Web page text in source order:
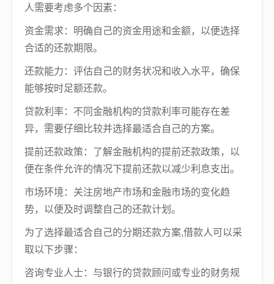
人需要考虑多个因素：
资金需求：明确自己的资金用途和金额，以便选择
合适的还款期限。
还款能力：评估自己的财务状况和收入水平，确保
能够按时足额还款。
贷款利率：不同金融机构的贷款利率可能存在差
异，需要仔细比较并选择最适合自己的方案。
提前还款政策：了解金融机构的提前还款政策，以
便在条件允许的情况下提前还款以减少利息支出。
市场环境：关注房地产市场和金融市场的变化趋
势，以便及时调整自己的还款计划。
为了选择最适合自己的分期还款方案,借款人可以采
取以下步骤：
咨询专业人士：与银行的贷款顾问或专业的财务规